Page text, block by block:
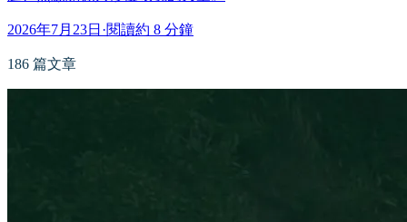
2026年7月23日 ·閱讀約 8 分鐘
186 篇文章